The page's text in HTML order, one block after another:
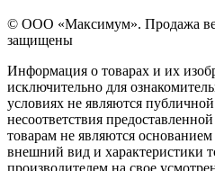
© OOO «Максимум». Продажа
защищены
Информация о товарах и их
исключительно для
условиях не являются
несоответствия
товарам не являются
внешний вид и характеристики
производителем на свое